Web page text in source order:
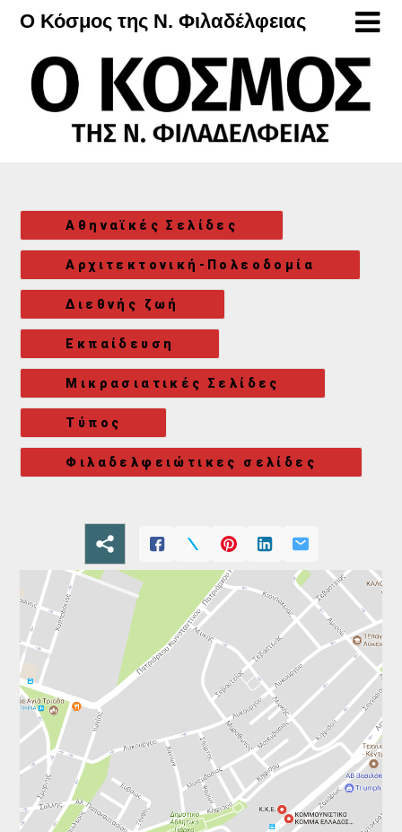
Μετάβαση
περιεχόμενο
Ο Κόσμος της Ν. Φιλαδέλφειας
Αθηναϊκές Σελίδες
Αρχιτεκτονική-Πολεοδομία
Διεθνής ζωή
Εκπαίδευση
Μικρασιατικές Σελίδες
Τύπος
Φιλαδελφειώτικες σελίδες